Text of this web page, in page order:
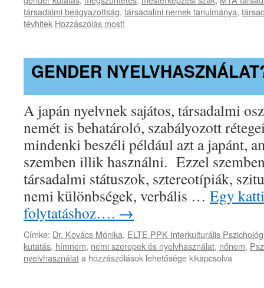
társadalmi beágyazottság, társadalmi nemek tanulmánya,
tévhitek Hozzászólás most!
GENDER
A japán nyelvnek sajátos, társadalmi
nemét is behatároló, szabályozott
mindenki beszéli például azt a japánt,
szemben illik használni. Ezzel
társadalmi státuszok, sztereotípiák,
nemi különbségek, verbális … Egy
folytatáshoz…. →
Címke: Dr. Kovács Mónika, ELTE PPK Interkulturális
kutatás, hímnem, nemi szerepek és nyelvhasználat, nőnem,
nyelvhasználatGender
a hozzászólások lehetősége kikapcsolva